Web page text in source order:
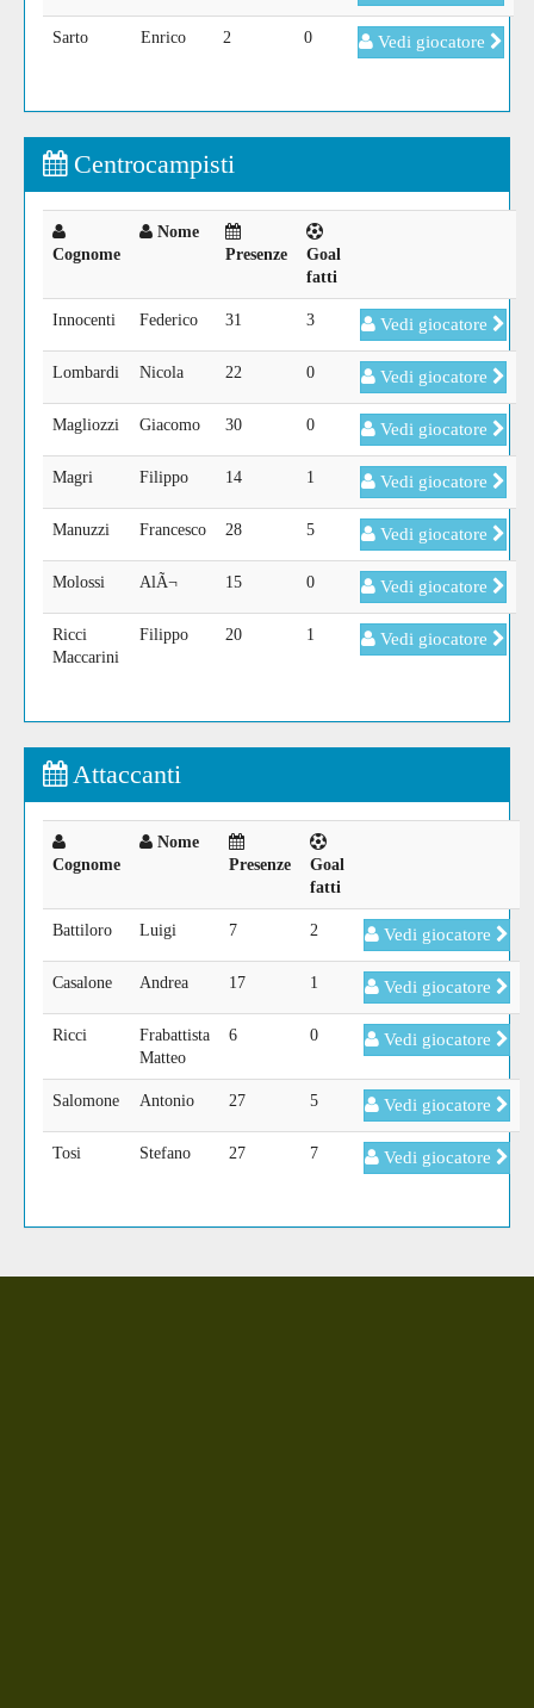
Sarto Enrico 2 0 Vedi giocatore
Centrocampisti
Cognome
Nome
Presenze
Goal
fatti
Innocenti Federico 31 3 Vedi giocatore
Lombardi Nicola 22 0 Vedi giocatore
Magliozzi Giacomo 30 0 Vedi giocatore
Magri Filippo 14 1 Vedi giocatore
Manuzzi Francesco 28 5 Vedi giocatore
Molossi AlÃ¬ 15 0 Vedi giocatore
Ricci
Maccarini
Filippo 20 1 Vedi giocatore
Attaccanti
Cognome
Nome
Presenze
Goal
fatti
Battiloro Luigi 7 2 Vedi giocatore
Casalone Andrea 17 1 Vedi giocatore
Ricci
Frabattista
Matteo
6 0 Vedi giocatore
Salomone Antonio 27 5 Vedi giocatore
Tosi Stefano 27 7 Vedi giocatore